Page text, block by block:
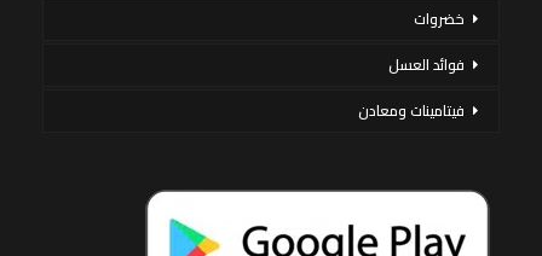
خضروات
فوائد العسل
فيتامينات ومعادن